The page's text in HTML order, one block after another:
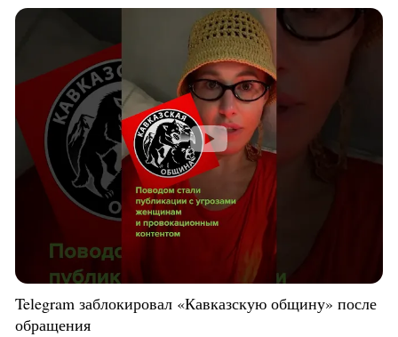
Telegram заблокировал «Кавказскую общину» после
обращения